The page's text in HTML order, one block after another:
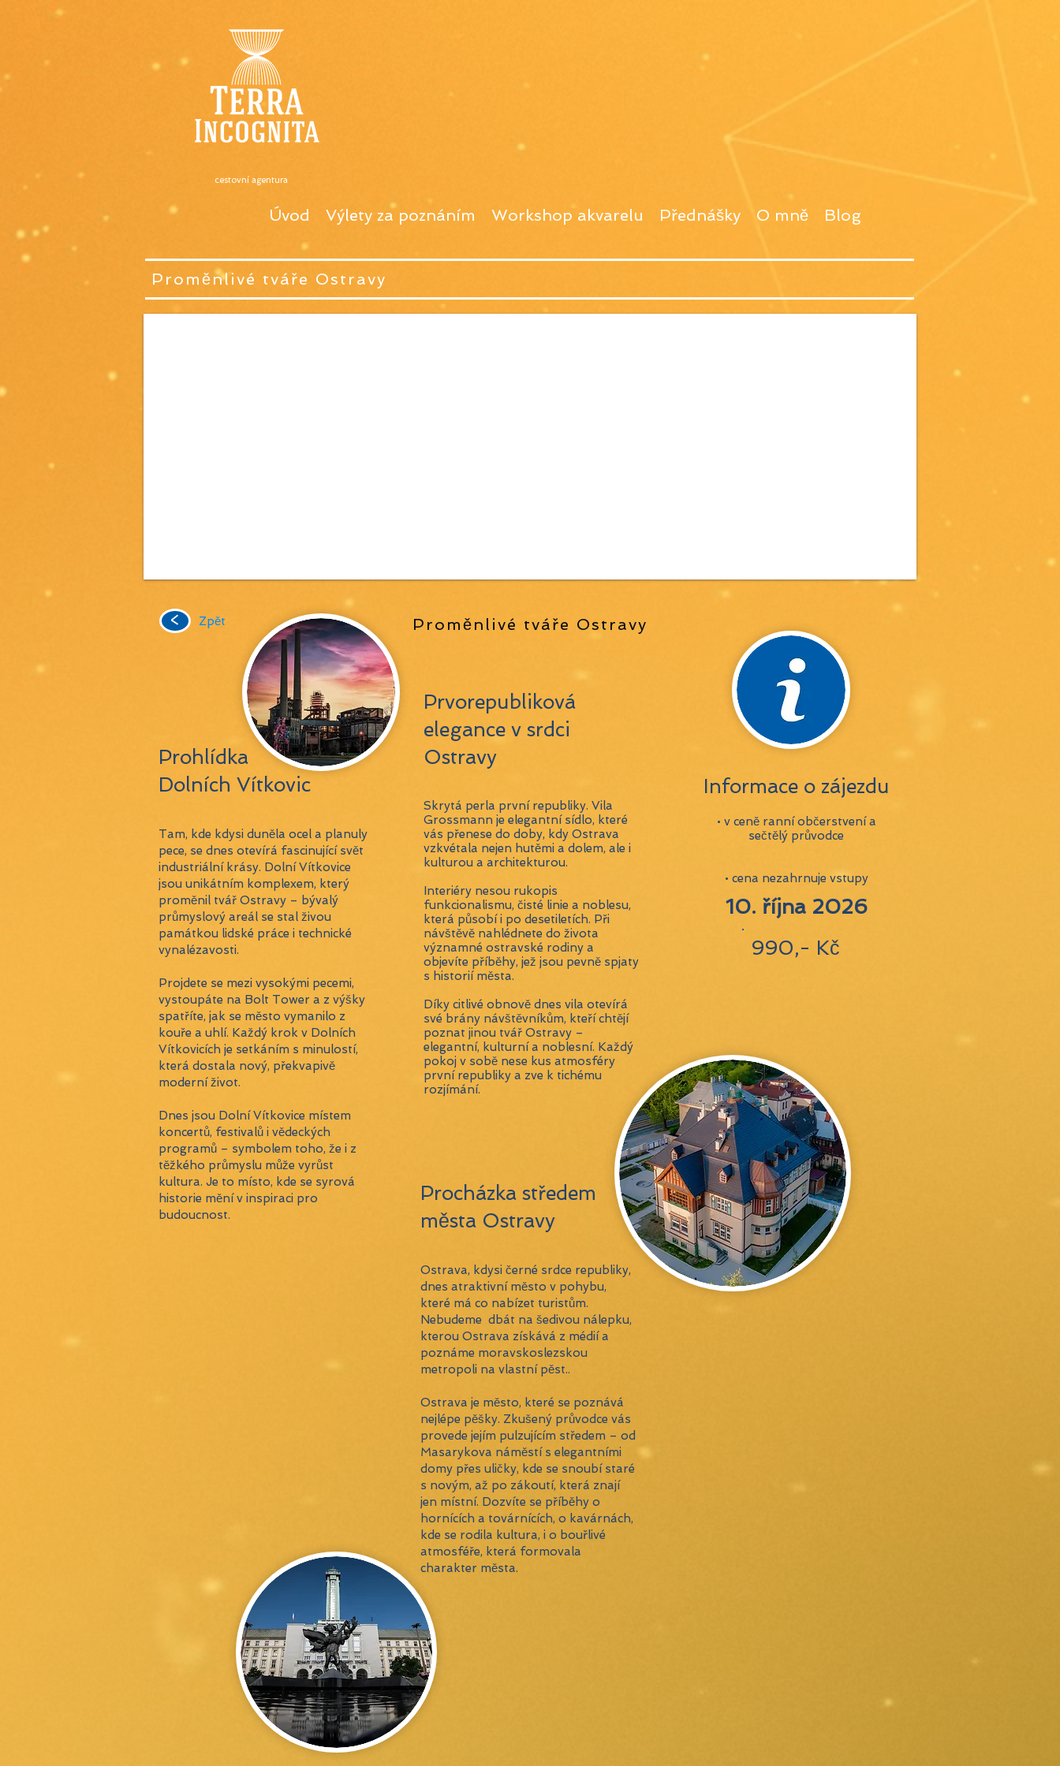
cestovní agentura
Úvod Výlety za poznáním Workshop akvarelu Přednášky O mně Blog
Proměnlivé tváře Ostravy
< Zpět Proměnlivé tváře Ostravy
Prohlídka
Dolních Vítkovic
Tam, kde kdysi duněla ocel a planuly
pece, se dnes otevírá fascinující svět
industriální krásy. Dolní Vítkovice
jsou unikátním komplexem, který
proměnil tvář Ostravy – bývalý
průmyslový areál se stal živou
památkou lidské práce i technické
vynalézavosti.
Projdete se mezi vysokými pecemi,
vystoupáte na Bolt Tower a z výšky
spatříte, jak se město vymanilo z
kouře a uhlí. Každý krok v Dolních
Vítkovicích je setkáním s minulostí,
která dostala nový, překvapivě
moderní život.
Dnes jsou Dolní Vítkovice místem
koncertů, festivalů i vědeckých
programů – symbolem toho, že i z
těžkého průmyslu může vyrůst
kultura. Je to místo, kde se syrová
historie mění v inspiraci pro
budoucnost.
Prvorepubliková
elegance v srdci
Ostravy
Skrytá perla první republiky. Vila
Grossmann je elegantní sídlo, které
vás přenese do doby, kdy Ostrava
vzkvétala nejen hutěmi a dolem, ale i
kulturou a architekturou.
Interiéry nesou rukopis
funkcionalismu, čisté linie a noblesu,
která působí i po desetiletích. Při
návštěvě nahlédnete do života
významné ostravské rodiny a
objevíte příběhy, jež jsou pevně spjaty
s historií města.
Díky citlivé obnově dnes vila otevírá
své brány návštěvníkům, kteří chtějí
poznat jinou tvář Ostravy –
elegantní, kulturní a noblesní. Každý
pokoj v sobě nese kus atmosféry
první republiky a zve k tichému
rozjímání.
Informace o zájezdu
• v ceně ranní občerstvení a
sečtělý průvodce
• cena nezahrnuje vstupy
10. října 2026
990,- Kč
Procházka středem
města Ostravy
Ostrava, kdysi černé srdce republiky,
dnes atraktivní město v pohybu,
které má co nabízet turistům.
Nebudeme dbát na šedivou nálepku,
kterou Ostrava získává z médií a
poznáme moravskoslezskou
metropoli na vlastní pěst..
Ostrava je město, které se poznává
nejlépe pěšky. Zkušený průvodce vás
provede jejím pulzujícím středem – od
Masarykova náměstí s elegantními
domy přes uličky, kde se snoubí staré
s novým, až po zákoutí, která znají
jen místní. Dozvíte se příběhy o
hornících a továrnících, o kavárnách,
kde se rodila kultura, i o bouřlivé
atmosféře, která formovala
charakter města.